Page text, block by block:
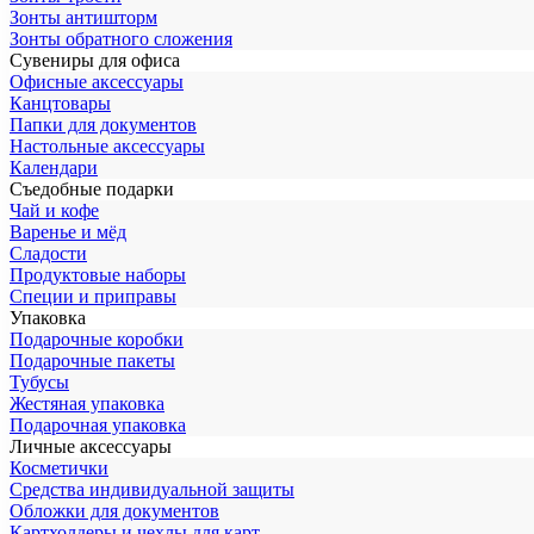
Зонты антишторм
Зонты обратного сложения
Сувениры для офиса
Офисные аксессуары
Канцтовары
Папки для документов
Настольные аксессуары
Календари
Съедобные подарки
Чай и кофе
Варенье и мёд
Сладости
Продуктовые наборы
Специи и приправы
Упаковка
Подарочные коробки
Подарочные пакеты
Тубусы
Жестяная упаковка
Подарочная упаковка
Личные аксессуары
Косметички
Средства индивидуальной защиты
Обложки для документов